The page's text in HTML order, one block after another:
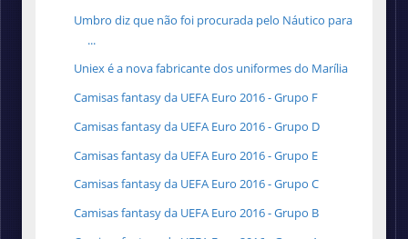
Umbro diz que não foi procurada pelo Náutico para
...
Uniex é a nova fabricante dos uniformes do Marília
Camisas fantasy da UEFA Euro 2016 - Grupo F
Camisas fantasy da UEFA Euro 2016 - Grupo D
Camisas fantasy da UEFA Euro 2016 - Grupo E
Camisas fantasy da UEFA Euro 2016 - Grupo C
Camisas fantasy da UEFA Euro 2016 - Grupo B